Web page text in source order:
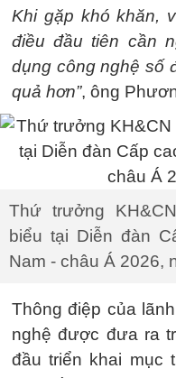
Khi gặp khó khăn,
điều đầu tiên cần
dụng công nghệ số
quả hơn”, ông
Thứ trưởng
biểu tại Diễn đàn
Nam - châu Á 2026,
Thông điệp của
nghệ được đưa ra
đầu triển khai mục